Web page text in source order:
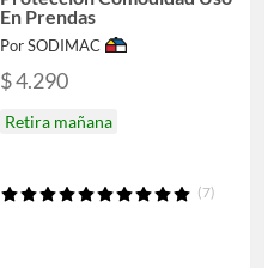
En Prendas
Por SODIMAC
$ 4.290
Retira mañana
(7)